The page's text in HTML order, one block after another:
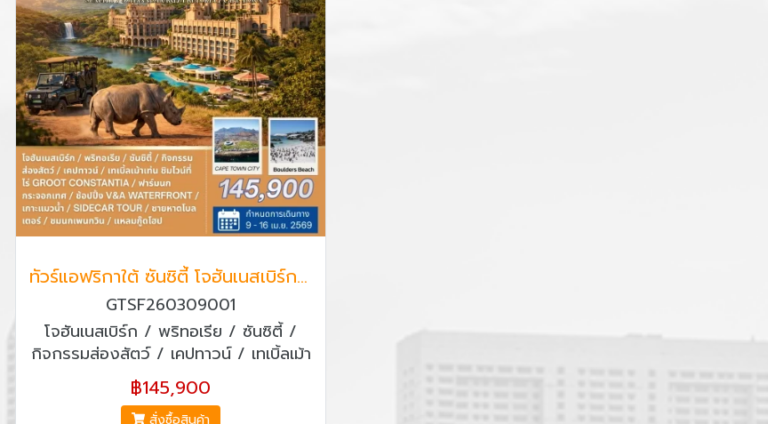
ทัวร์แอฟริกาใต้ ซันซิตี้ โจฮันเนสเบิร์ก พริทอเรีย เคปทาวน์ 8 วัน 5 คืน
GTSF260309001
โจฮันเนสเบิร์ก / พริทอเรีย / ซันซิตี้ /
กิจกรรมส่องสัตว์ / เคปทาวน์ / เทเบิ้ลเม้า
เท่น ชิมไวน์ที่ไร่ GROOT CONSTANTIA
/ ฟาร์มนกกระจอกเทศ / ช้อปปิ้ง V&A
฿145,900
สั่งซื้อสินค้า